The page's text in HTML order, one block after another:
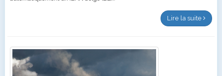
Lire la suite